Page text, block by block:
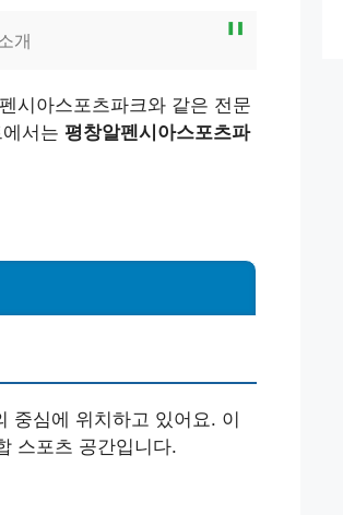
개
시아스포츠파크와 같은 전문
서는 평창알펜시아스포츠파
중심에 위치하고 있어요. 이
스포츠 공간입니다.